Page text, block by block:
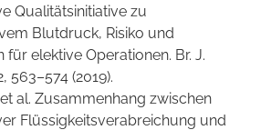
Qualitätsinitiative zu
Blutdruck, Risiko und
für elektive Operationen. Br. J.
563–574 (2019).
al. Zusammenhang zwischen
Flüssigkeitsverabreichung und